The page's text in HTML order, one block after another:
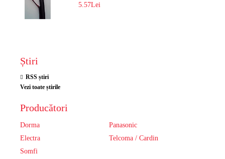
5.57Lei
Știri
RSS știri
Vezi toate știrile
Producători
Dorma
Panasonic
Electra
Telcoma / Cardin
Somfi